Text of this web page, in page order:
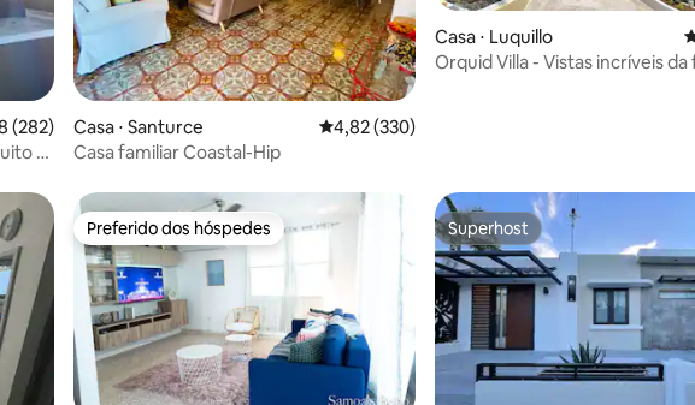
uma avaliação média de 5, 282 avaliações
(282)
e
Casa ⋅ Santurce 4,82 de uma avaliação média de 5, 330
4,82 (330)
Casa familiar Coastal-Hip
Casa ⋅ Luquillo
Orquid Villa - Vistas incríveis
Preferido dos hóspedes
Preferido dos hóspedes Superhost
Superhost